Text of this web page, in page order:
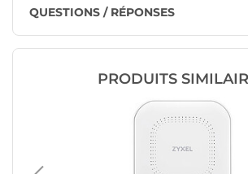
QUESTIONS / RÉPONSES
PRODUITS